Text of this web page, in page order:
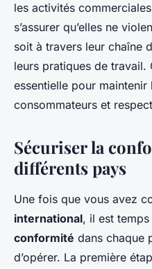
les activités
s’assurer qu’elles ne
soit à travers leur chaîne
leurs pratiques de travail.
essentielle pour
consommateurs et
Sécuriser la
différents pays
Une fois que vous avez
international, il est
conformité dans chaque
d’opérer. La première